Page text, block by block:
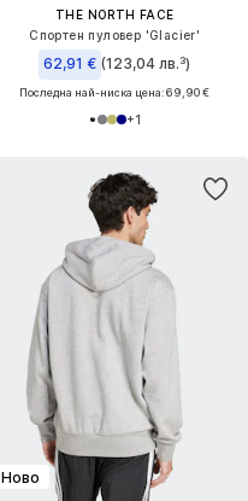
THE NORTH FACE
Спортен пуловер 'Glacier'
62,91 € (123,04 лв.³)
Последна най-ниска цена:69,90 €
+1
Ново